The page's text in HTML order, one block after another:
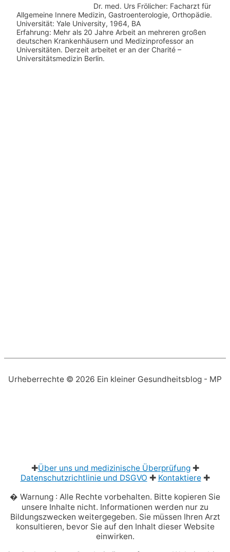
Dr. med. Urs Frölicher: Facharzt für
Allgemeine Innere Medizin, Gastroenterologie, Orthopädie.
Universität: Yale University, 1964, BA
Erfahrung: Mehr als 20 Jahre Arbeit an mehreren großen
deutschen Krankenhäusern und Medizinprofessor an
Universitäten. Derzeit arbeitet er an der Charité –
Universitätsmedizin Berlin.
Urheberrechte © 2026 Ein kleiner Gesundheitsblog - MP
✚Über uns und medizinische Überprüfung✚
Datenschutzrichtlinie und DSGVO ✚ Kontaktiere✚
� Warnung : Alle Rechte vorbehalten. Bitte kopieren Sie
unsere Inhalte nicht. Informationen werden nur zu
Bildungszwecken weitergegeben. Sie müssen Ihren Arzt
konsultieren, bevor Sie auf den Inhalt dieser Website
einwirken.